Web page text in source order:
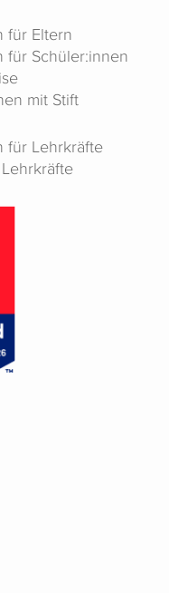
für Eltern
für Schüler:innen
mit Stift
für Lehrkräfte